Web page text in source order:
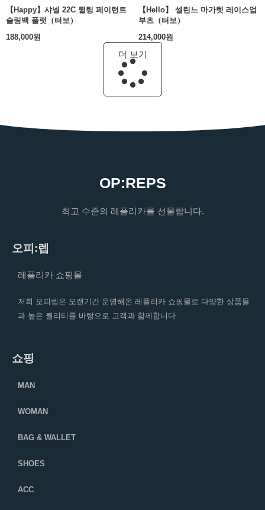
【Happy】샤넬 22C 퀼팅 페이턴트
슬링백 플랫（터보）
188,000원
【Hello】 셀린느 마가렛 레이스업
부츠（터보）
214,000원
더 보기
OP:REPS
최고 수준의 레플리카를 선물합니다.
오피:렙
레플리카 쇼핑몰
저희 오피렙은 오랜기간 운영해온 레플리카 쇼핑몰로 다양한 상품들
과 높은 퀄리티를 바탕으로 고객과 함께합니다.
쇼핑
MAN
WOMAN
BAG & WALLET
SHOES
ACC